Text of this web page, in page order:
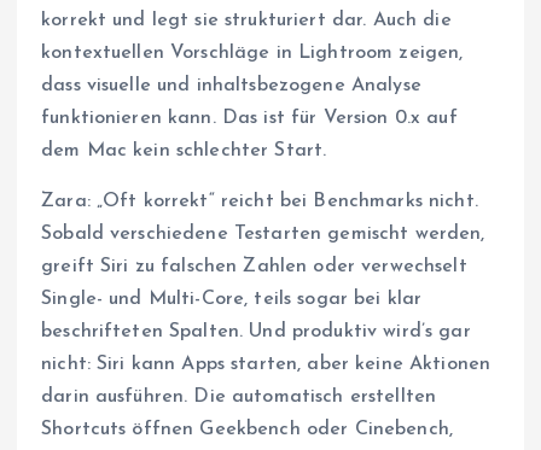
korrekt und legt sie strukturiert dar. Auch die
kontextuellen Vorschläge in Lightroom zeigen,
dass visuelle und inhaltsbezogene Analyse
funktionieren kann. Das ist für Version 0.x auf
dem Mac kein schlechter Start.
Zara: „Oft korrekt“ reicht bei Benchmarks nicht.
Sobald verschiedene Testarten gemischt werden,
greift Siri zu falschen Zahlen oder verwechselt
Single- und Multi-Core, teils sogar bei klar
beschrifteten Spalten. Und produktiv wird’s gar
nicht: Siri kann Apps starten, aber keine Aktionen
darin ausführen. Die automatisch erstellten
Shortcuts öffnen Geekbench oder Cinebench,